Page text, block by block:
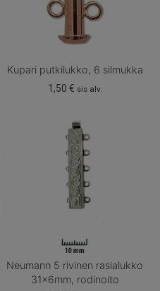
Kupari putkilukko, 6 silmukka
1,50 € sis alv.
Neumann 5 rivinen rasialukko
31x6mm, rodinoito